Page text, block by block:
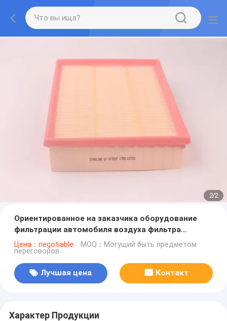
2/2
Ориентированное на заказчика оборудование
фильтрации автомобиля воздуха фильтра
элемента и удаления пыли
Цена：negotiable MOQ：Могущий быть предметом
переговоров
Лучшая цена Контакт
Характер Продукции